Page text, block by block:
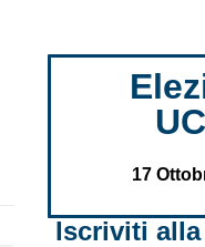
17
Iscriviti